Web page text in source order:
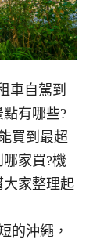
車自駕到
有哪些?
買到最超
家買?機
大家整理起
的沖繩，